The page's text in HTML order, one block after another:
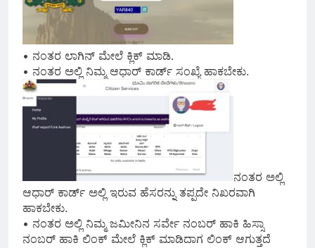
• ನಂತರ ಲಾಗಿನ್ ಮೇಲೆ ಕ್ಲಿಕ್ ಮಾಡಿ.
• ನಂತರ ಅಲ್ಲಿ ನಿಮ್ಮ ಆಧಾರ್ ಕಾರ್ಡ್ ಸಂಖ್ಯೆ ಹಾಕಬೇಕು.
ನಂತರ ಅಲ್ಲಿ
ಆಧಾರ್ ಕಾರ್ಡ್ ಅಲ್ಲಿ ಇರುವ ಹೆಸರನ್ನು ತಪ್ಪದೇ ನಿಖರವಾಗಿ
ಹಾಕಬೇಕು.
• ನಂತರ ಅಲ್ಲಿ ನಿಮ್ಮ ಜಮೀನಿನ ಸರ್ವೇ ನಂಬರ್ ಹಾಕಿ ಹಿಸ್ಸಾ
ನಂಬರ್ ಹಾಕಿ ಲಿಂಕ್ ಮೇಲೆ ಕ್ಲಿಕ್ ಮಾಡಿದಾಗ ಲಿಂಕ್ ಆಗುತ್ತದೆ